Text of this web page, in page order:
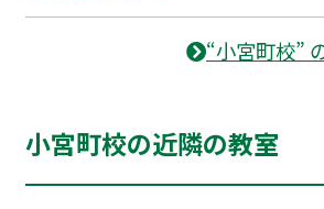
“小宮町校”
小宮町校の近隣の教室